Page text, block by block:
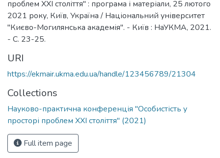
проблем ХХІ століття" : програма і матеріали, 25 лютого
2021 року, Київ, Україна / Національний університет
"Києво-Могилянська академія". - Київ : НаУКМА, 2021.
- С. 23-25.
URI
https://ekmair.ukma.edu.ua/handle/123456789/21304
Collections
Науково-практична конференція "Особистість у
просторі проблем ХХІ століття" (2021)
Full item page